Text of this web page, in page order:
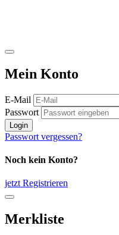
Mein Konto
E-Mail
Passwort
Login
Passwort vergessen?
Noch kein Konto?
jetzt Registrieren
Merkliste